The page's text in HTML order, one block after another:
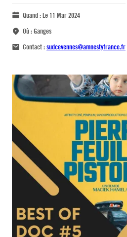
Quand :Le 11 Mar 2024
Où :Ganges
Contact :sudcevennes@amnestyfrance.fr